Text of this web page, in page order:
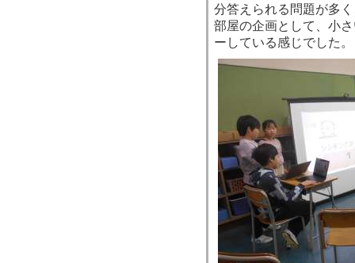
分答えられる問題が多
部屋の企画として、小
ーしている感じでした。